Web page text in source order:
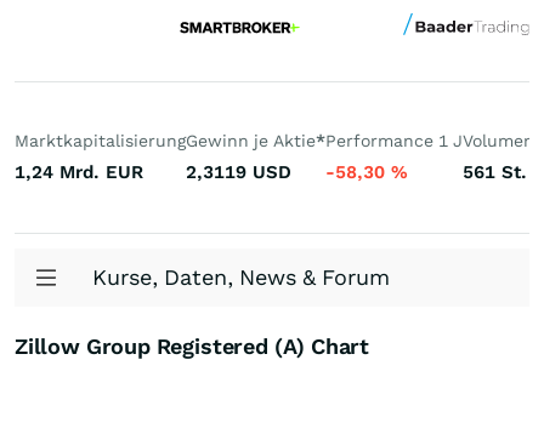
Marktkapitalisierung
1,24 Mrd. EUR
Gewinn je Aktie*
2,3119 USD
Performance 1 J
-58,30 %
Volumen
561 St.
Kurse, Daten, News & Forum
Zillow Group Registered (A) Chart